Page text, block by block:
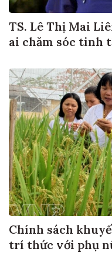
TS. Lê Thị Mai
ai chăm sóc tinh
Chính sách
trí thức với phụ